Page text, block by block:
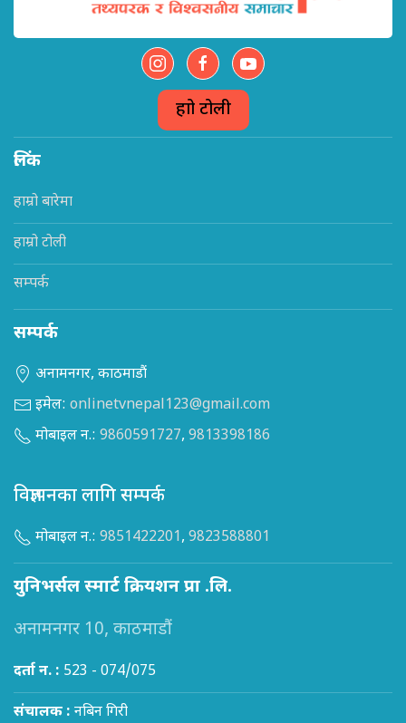
हाम्रो टोली
लिंक
हाम्रो बारेमा
हाम्रो टोली
सम्पर्क
सम्पर्क
अनामनगर, काठमाडौं
इमेल: onlinetvnepal123@gmail.com
मोबाइल न.: 9860591727, 9813398186
विज्ञापनका लागि सम्पर्क
मोबाइल न.: 9851422201, 9823588801
युनिभर्सल स्मार्ट क्रियशन प्रा .लि.
अनामनगर 10, काठमाडौं
दर्ता न. : 523 - 074/075
संचालक : नबिन गिरी